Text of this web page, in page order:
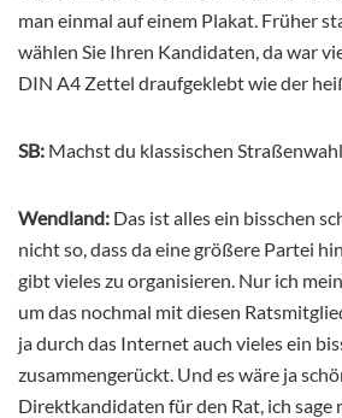
man einmal auf einem Plakat. Früher
wählen Sie Ihren Kandidaten, da war
DIN A4 Zettel draufgeklebt wie der
SB: Machst du klassischen
Wendland: Das ist alles ein bisschen
nicht so, dass da eine größere Partei
gibt vieles zu organisieren. Nur ich
um das nochmal mit diesen
ja durch das Internet auch vieles ein
zusammengerückt. Und es wäre ja
Direktkandidaten für den Rat, ich sage